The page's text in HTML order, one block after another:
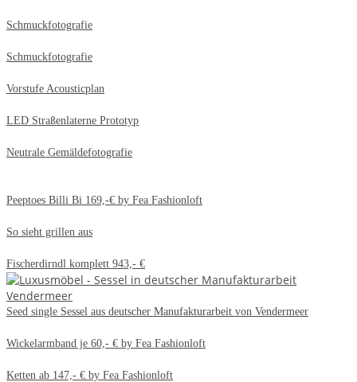
Schmuckfotografie
Schmuckfotografie
Vorstufe Acousticplan
LED Straßenlaterne Prototyp
Neutrale Gemäldefotografie
Peeptoes Billi Bi 169,-€ by Fea Fashionloft
So sieht grillen aus
Fischerdirndl komplett 943,- €
Seed single Sessel aus deutscher Manufakturarbeit von Vendermeer
Wickelarmband je 60,- € by Fea Fashionloft
Ketten ab 147,- € by Fea Fashionloft